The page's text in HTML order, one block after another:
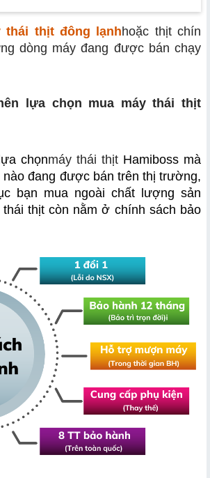
thái thịt đông lạnhhoặc thịt chín
dòng máy đang được bán chạy
lựa chọn mua máy thái thịt
chọnmáy thái thịt Hamiboss mà
nào đang được bán trên thị trường,
bạn mua ngoài chất lượng sản
thái thịt còn nằm ở chính sách bảo